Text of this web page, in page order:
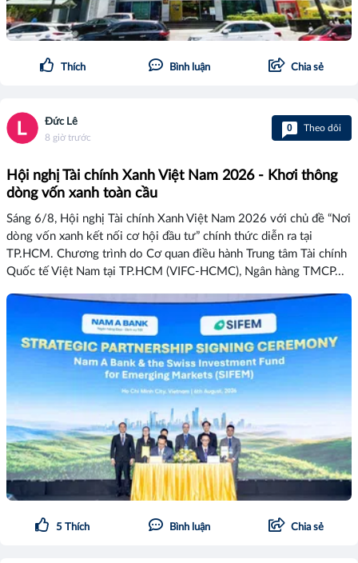
Thích Bình luận Chia sẻ
Đức Lê
8 giờ trước
0 Theo dõi
Hội nghị Tài chính Xanh Việt Nam 2026 - Khơi thông
dòng vốn xanh toàn cầu
Sáng 6/8, Hội nghị Tài chính Xanh Việt Nam 2026 với chủ đề “Nơi
dòng vốn xanh kết nối cơ hội đầu tư” chính thức diễn ra tại
TP.HCM. Chương trình do Cơ quan điều hành Trung tâm Tài chính
Quốc tế Việt Nam tại TP.HCM (VIFC-HCMC), Ngân hàng TMCP...
5 Thích Bình luận Chia sẻ